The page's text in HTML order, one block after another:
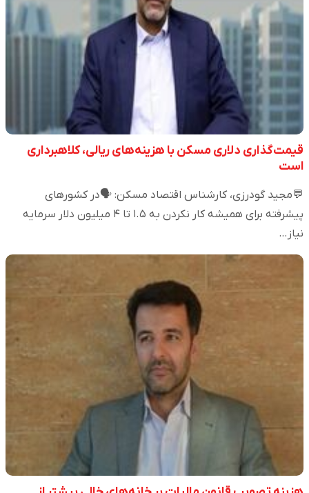
قیمت‌گذاری دلاری مسکن با هزینه‌های ریالی، کلاهبرداری
است
💬مجید گودرزی، کارشناس اقتصاد مسکن: 🗣️در کشورهای
پیشرفته برای همیشه کار نکردن به ۱.۵ تا ۴ میلیون دلار سرمایه
نیاز…